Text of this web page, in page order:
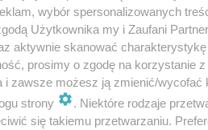
cała czwórka może mieć coś
wybór spersonalizowanych
Użytkownika my i Zaufani
aktywnie skanować
prosimy o zgodę na korzystanie
i zawsze możesz ją zmienić/
strony
. Niektóre rodzaje
się takiemu przetwarzaniu.